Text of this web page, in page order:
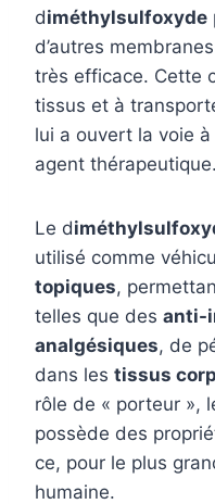
diméthylsulfoxyde
d’autres
très efficace. Cette
tissus et à
lui a ouvert la voie
agent thérapeutique.
Le d
utilisé comme
topiques,
telles que des anti-
analgésiques, de
dans les tissus
rôle de « porteur »,
possède des
ce, pour le plus
humaine.